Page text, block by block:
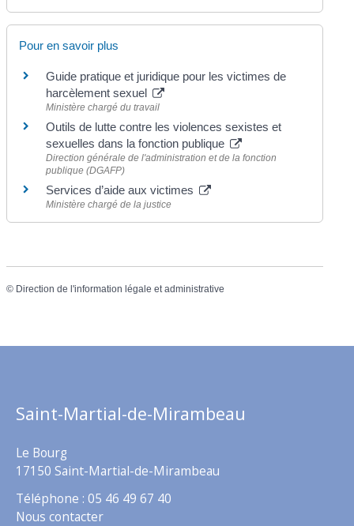
Pour en savoir plus
Guide pratique et juridique pour les victimes de
harcèlement sexuel
Ministère chargé du travail
Outils de lutte contre les violences sexistes et
sexuelles dans la fonction publique
Direction générale de l'administration et de la fonction
publique (DGAFP)
Services d’aide aux victimes
Ministère chargé de la justice
© Direction de l'information légale et administrative
Saint-Martial-de-Mirambeau
Le Bourg
17150 Saint-Martial-de-Mirambeau
Téléphone : 05 46 49 67 40
Nous contacter